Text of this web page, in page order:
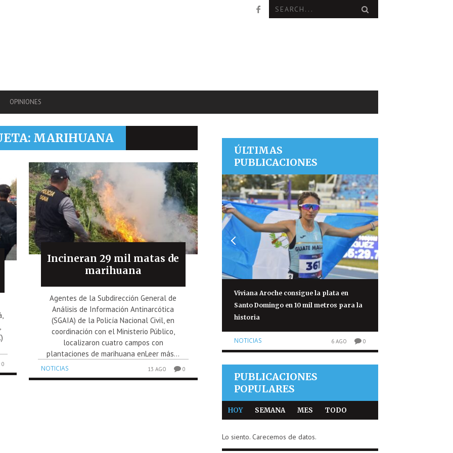
OPINIONES
MARIHUANA
0
Incineran 29 mil matas de
marihuana
Agentes de la Subdirección General de
Análisis de Información Antinarcótica
(SGAIA) de la Policía Nacional Civil, en
coordinación con el Ministerio Público,
localizaron cuatro campos con
plantaciones de marihuana enLeer más...
NOTICIAS 13 AGO 0
ÚLTIMAS
PUBLICACIONES
Viviana Aroche consigue la plata en
Santo Domingo en 10 mil metros para la
historia
NOTICIAS 6 AGO 0
privatizar el Mundial
NOTICIAS
PUBLICACIONES
POPULARES
HOY SEMANA MES TODO
Lo siento. Carecemos de datos.